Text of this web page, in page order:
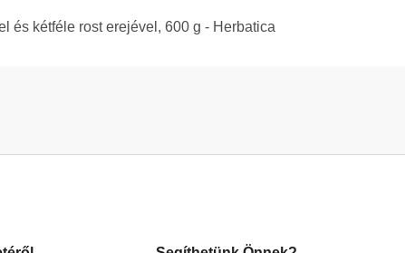
és kétféle rost erejével, 600 g - Herbatica